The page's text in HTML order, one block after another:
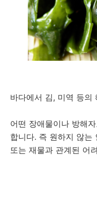
바다에서 김, 미역 등의
어떤 장애물이나 방해
합니다. 즉 원하지 않는
또는 재물과 관계된 어